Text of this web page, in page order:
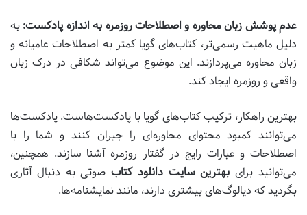
عدم پوشش زبان محاوره و اصطلاحات روزمره به اندازه پادکست: به
دلیل ماهیت رسمی‌تر، کتاب‌های گویا کمتر به اصطلاحات عامیانه و
زبان محاوره می‌پردازند. این موضوع می‌تواند شکافی در درک زبان
واقعی و روزمره ایجاد کند.
بهترین راهکار، ترکیب کتاب‌های گویا با پادکست‌هاست. پادکست‌ها
می‌توانند کمبود محتوای محاوره‌ای را جبران کنند و شما را با
اصطلاحات و عبارات رایج در گفتار روزمره آشنا سازند. همچنین،
می‌توانید برای بهترین سایت دانلود کتابصوتی به دنبال آثاری
بگردید که دیالوگ‌های بیشتری دارند، مانند نمایشنامه‌ها.